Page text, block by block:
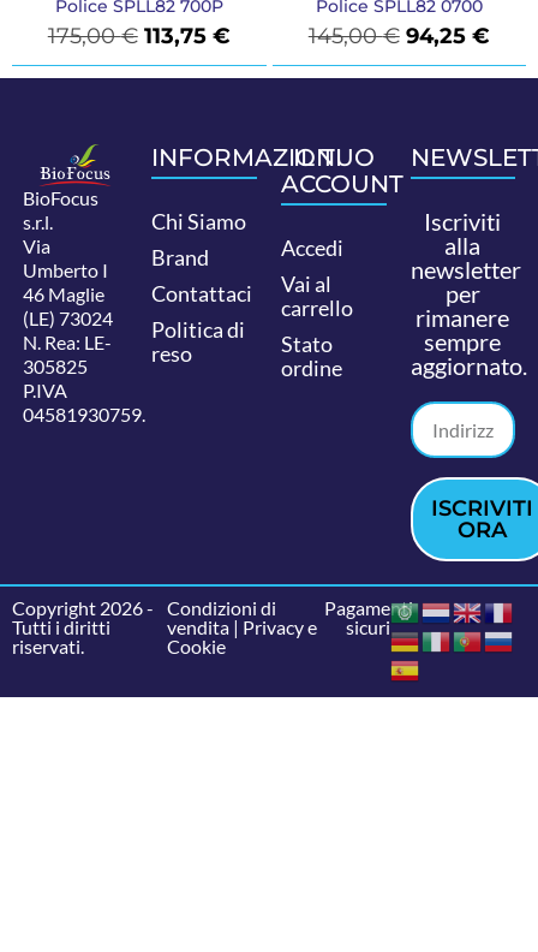
Police SPLL82 700P
175,00€ 113,75 €
Police SPLL82 0700
145,00€ 94,25 €
BioFocus
s.r.l.
Via
Umberto I
46 Maglie
(LE) 73024
N. Rea: LE-
305825
P.IVA
04581930759.
INFORMAZIONI
Chi Siamo
Brand
Contattaci
Politica di
reso
IL TUO
ACCOUNT
Accedi
Vai al
carrello
Stato
ordine
Iscriviti
alla
newsletter
per
rimanere
sempre
aggiornato.
ISCRIVITI
ORA
Copyright 2026 -
Tutti i diritti
riservati.
Condizioni di
vendita| Privacy e
Cookie
Pagamenti
sicuri